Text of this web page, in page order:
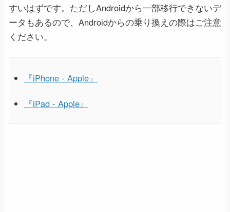
すいはずです。ただしAndroidから一部移行できないデ
ータもあるので、Androidからの乗り換えの際はご注意
ください。
『iPhone - Apple』
『iPad - Apple』